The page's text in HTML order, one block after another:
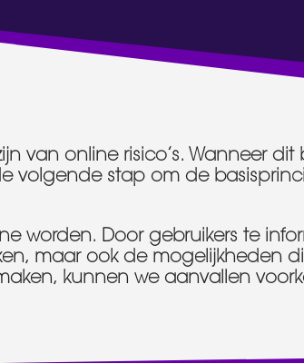
van online risico’s. Wanneer dit
volgende stap om de
worden. Door gebruikers te
maar ook de mogelijkheden
kunnen we aanvallen